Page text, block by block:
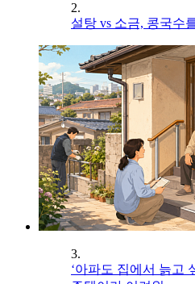
2.
설탕 vs 소금, 콩국수
3.
‘아파도 집에서 늙고